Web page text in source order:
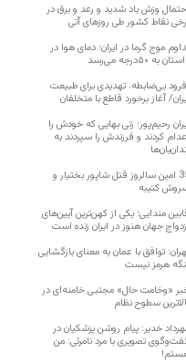
وزش باد شدید و رعد و برق در
نقاط کشور طی روزهای آتی
موج گرما در ایران؛ دمای هوا در
بی‌ضابطه، تهدیدی برای طبیعت
آغاز برخورد قاطع با متخلفان
رحیم‌پور؛ زنی بهایی که خودش را
کردند و فرزندش را سپردند به
35 امین سالروز قتل شاپور بختیار و
کتیبه
مندایی؛ یکی از کهن‌ترین آیین‌های
جهان هنوز در ایران زنده است
توافق با عمان به معنای بازگشایی
هرمز نیست
«وخامت حال» مجتبی خامنه‌ای در
سطوح نظام
خدیر: پیام روشن پزشکیان در
تصویری با مرد نامرئی: من